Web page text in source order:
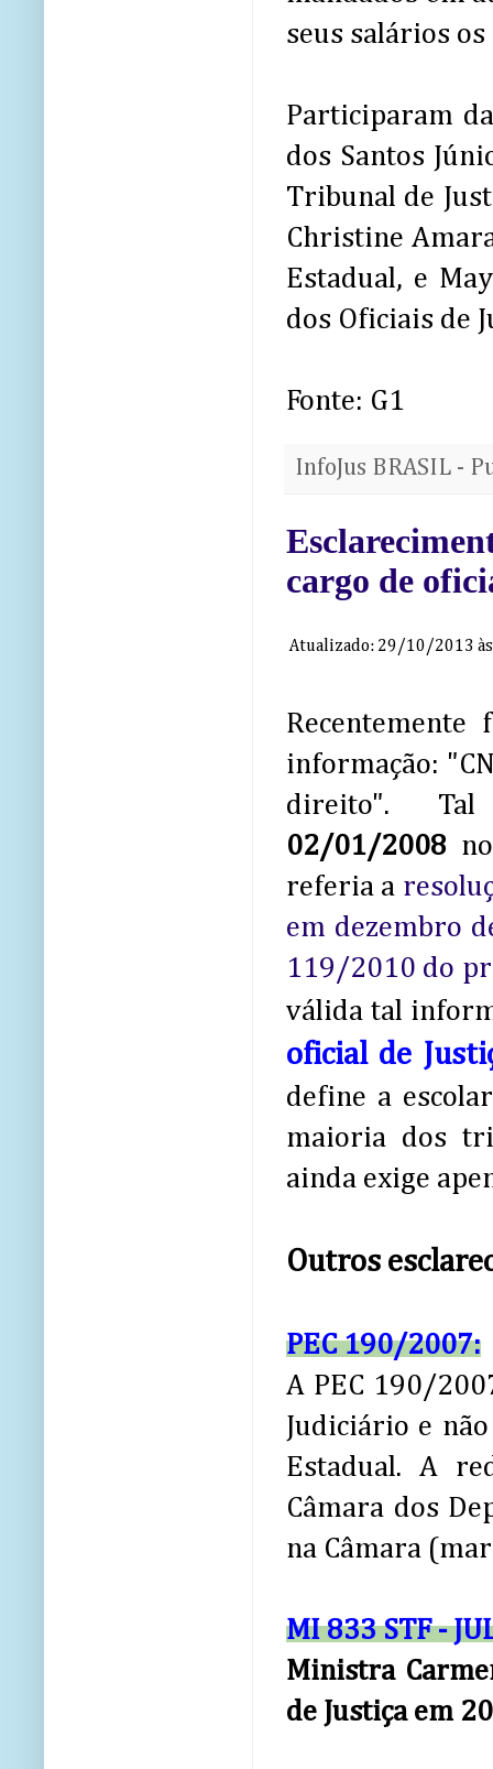
seus salários
Participaram
dos Santos
Tribunal de
Christine
Estadual, e
dos Oficiais de
Fonte: G1
InfoJus BRASIL -
cargo de
Atualizado: 29/10/2013
informação:
direito". Tal
02/01/2008
referia a
em dezembro
119/2010 do
válida tal
oficial de
define a
maioria dos
ainda exige
Outros
PEC 190/2007:
A PEC 190/
Judiciário e
Estadual. A
Câmara dos
na Câmara
MI 833 STF -
Ministra
de Justiça em